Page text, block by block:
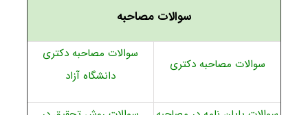
سوالات مصاحبه
سوالات مصاحبه دکتری
سوالات مصاحبه دکتری
دانشگاه آزاد